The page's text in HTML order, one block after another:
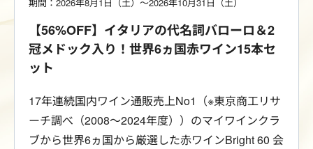
【56%OFF】イタリアの代名詞バローロ＆2
冠メドック入り！世界6ヵ国赤ワイン15本セ
ット
17年連続国内ワイン通販売上No1（※東京商工リサ
ーチ調べ（2008～2024年度））のマイワインクラ
ブから世界6ヵ国から厳選した赤ワインBright 60 会